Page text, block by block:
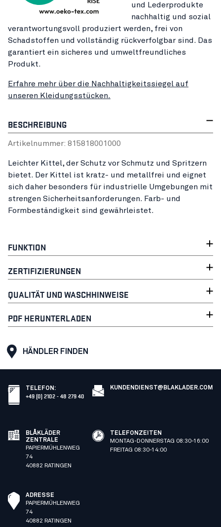
und Lederprodukte
nachhaltig und sozial
verantwortungsvoll produziert werden, frei von
Schadstoffen und vollständig rückverfolgbar sind. Das
garantiert ein sicheres und umweltfreundliches
Produkt.
Erfahre mehr über die Nachhaltigkeitssiegel auf
unseren Kleidungsstücken.
BESCHREIBUNG
Artikelnummer: 815818001000
Leichter Kittel, der Schutz vor Schmutz und Spritzern
bietet. Der Kittel ist kratz- und metallfrei und eignet
sich daher besonders für industrielle Umgebungen mit
strengen Sicherheitsanforderungen. Farb- und
Formbeständigkeit sind gewährleistet.
FUNKTION
ZERTIFIZIERUNGEN
QUALITÄT UND WASCHHINWEISE
PDF HERUNTERLADEN
HÄNDLER FINDEN
TELEFON :
+49 (0) 2102 - 48 279 40
KUNDENDIENST@BLAKLADER.COM
BLÅKLÄDER
ZENTRALE
PAPIERMÜHLENWEG
74
40882 RATINGEN
TELEFONZEITEN
MONTAG-DONNERSTAG 08:30-16:00
FREITAG 08:30-14:00
ADRESSE
PAPIERMÜHLENWEG
74
40882 RATINGEN